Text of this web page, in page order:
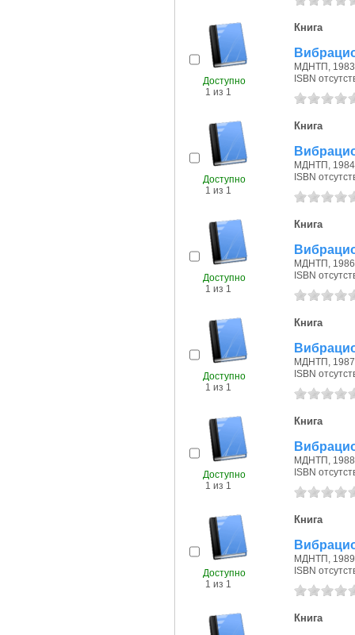
Доступно
1 из 1
Книга
МДНТП, 1983
ISBN
Доступно
1 из 1
Книга
МДНТП, 1984
ISBN
Доступно
1 из 1
Книга
МДНТП, 1986
ISBN
Доступно
1 из 1
Книга
МДНТП, 1987
ISBN
Доступно
1 из 1
Книга
МДНТП, 1988
ISBN
Доступно
1 из 1
Книга
МДНТП, 1989
ISBN
Книга